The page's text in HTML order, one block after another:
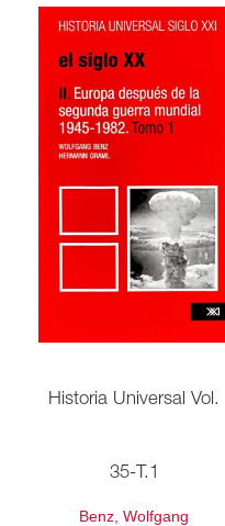
Historia Universal Vol.
35-T.1
Benz, Wolfgang